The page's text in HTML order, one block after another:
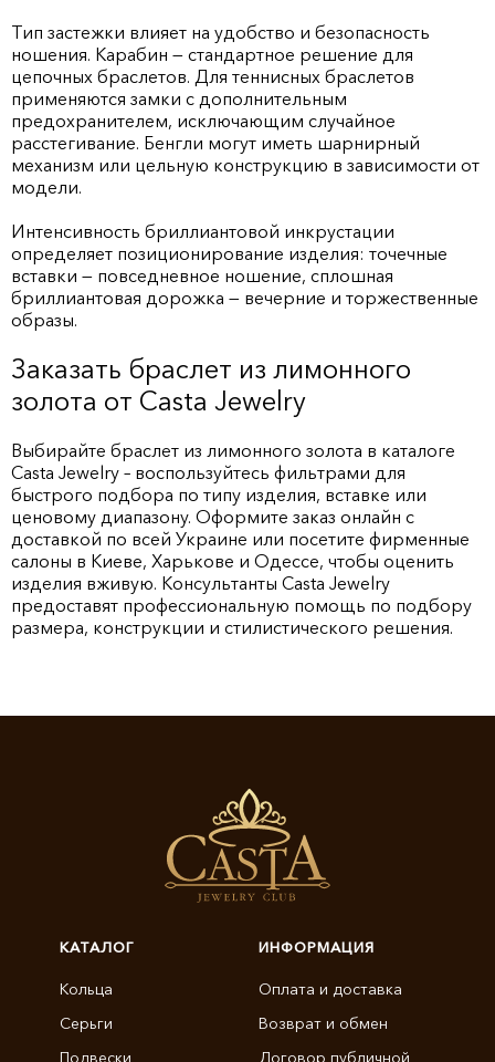
Тип застежки влияет на удобство и безопасность
ношения. Карабин — стандартное решение для
цепочных браслетов. Для теннисных браслетов
применяются замки с дополнительным
предохранителем, исключающим случайное
расстегивание. Бенгли могут иметь шарнирный
механизм или цельную конструкцию в зависимости от
модели.
Интенсивность бриллиантовой инкрустации
определяет позиционирование изделия: точечные
вставки — повседневное ношение, сплошная
бриллиантовая дорожка — вечерние и торжественные
образы.
Заказать браслет из лимонного
золота от Casta Jewelry
Выбирайте браслет из лимонного золота в каталоге
Casta Jewelry – воспользуйтесь фильтрами для
быстрого подбора по типу изделия, вставке или
ценовому диапазону. Оформите заказ онлайн с
доставкой по всей Украине или посетите фирменные
салоны в Киеве, Харькове и Одессе, чтобы оценить
изделия вживую. Консультанты Casta Jewelry
предоставят профессиональную помощь по подбору
размера, конструкции и стилистического решения.
КАТАЛОГ
Кольца
Серьги
Подвески
ИНФОРМАЦИЯ
Оплата и доставка
Возврат и обмен
Договор публичной